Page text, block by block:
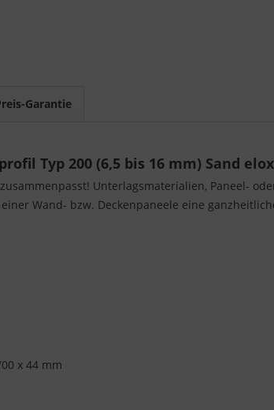
Garantie
Typ 200 (6,5 bis 16 mm) Sand
Unterlagsmaterialien, Paneel-
Wand- bzw. Deckenpaneele eine
x 44 mm